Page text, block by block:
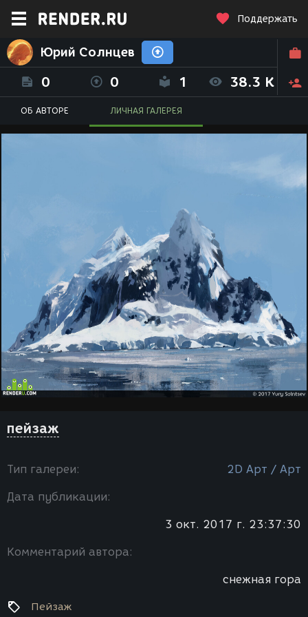
Поддержать
Юрий Солнцев
0 0 1 38.3 K
ОБ АВТОРЕ ЛИЧНАЯ ГАЛЕРЕЯ
пейзаж
Тип галереи: 2D Арт / Арт
Дата публикации:
3 окт. 2017 г. 23:37:30
Комментарий автора:
снежная гора
Пейзаж